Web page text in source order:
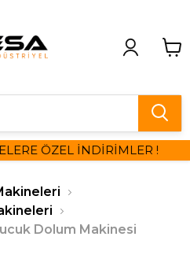
ÖZEL İNDİRİMLER !
Dolum Makinesi